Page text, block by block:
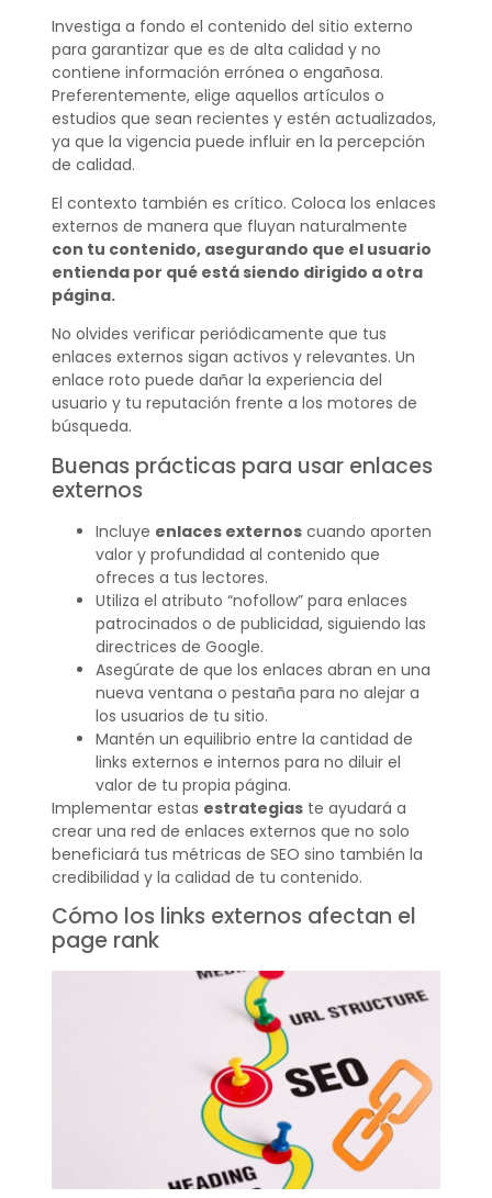
Investiga a fondo el contenido del sitio externo
para garantizar que es de alta calidad y no
contiene información errónea o engañosa.
Preferentemente, elige aquellos artículos o
estudios que sean recientes y estén actualizados,
ya que la vigencia puede influir en la percepción
de calidad.
El contexto también es crítico. Coloca los enlaces
externos de manera que fluyan naturalmente
con tu contenido, asegurando que el usuario
entienda por qué está siendo dirigido a otra
página.
No olvides verificar periódicamente que tus
enlaces externos sigan activos y relevantes. Un
enlace roto puede dañar la experiencia del
usuario y tu reputación frente a los motores de
búsqueda.
Buenas prácticas para usar enlaces
externos
Incluye enlaces externoscuando aporten
valor y profundidad al contenido que
ofreces a tus lectores.
Utiliza el atributo “nofollow” para enlaces
patrocinados o de publicidad, siguiendo las
directrices de Google.
Asegúrate de que los enlaces abran en una
nueva ventana o pestaña para no alejar a
los usuarios de tu sitio.
Mantén un equilibrio entre la cantidad de
links externos e internos para no diluir el
valor de tu propia página.
Implementar estas estrategiaste ayudará a
crear una red de enlaces externos que no solo
beneficiará tus métricas de SEO sino también la
credibilidad y la calidad de tu contenido.
Cómo los links externos afectan el
page rank